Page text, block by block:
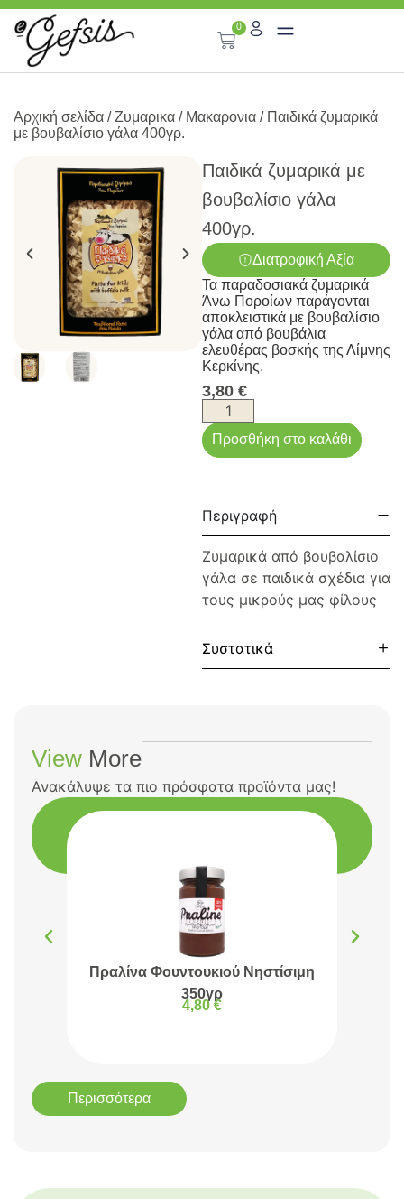
0
Αρχική σελίδα /Ζυμαρικα / Μακαρονια / Παιδικά ζυμαρικά
με βουβαλίσιο γάλα 400γρ.
Παιδικά ζυμαρικά με
βουβαλίσιο γάλα
400γρ.
Διατροφική Αξία
Τα παραδοσιακά ζυμαρικά
Άνω Ποροίων παράγονται
αποκλειστικά με βουβαλίσιο
γάλα από βουβάλια
ελευθέρας βοσκής της Λίμνης
Κερκίνης.
3,80 €
Προσθήκη στο καλάθι
Περιγραφή
Ζυμαρικά από βουβαλίσιο
γάλα σε παιδικά σχέδια για
τους μικρούς μας φίλους
Συστατικά
View More
Ανακάλυψε τα πιο πρόσφατα προϊόντα μας!
Πραλίνα Φουντουκιού Νηστίσιμη
350γρ
4,80 €
Περισσότερα